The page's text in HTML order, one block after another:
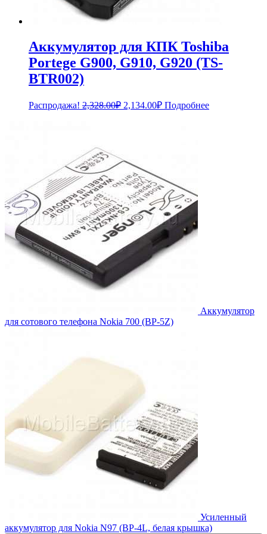
Аккумулятор для КПК Toshiba
Portege G900, G910, G920 (TS-
BTR002)
Распродажа! 2,328.00₽ Первоначальная
2,134.00₽Текущая
Подробнее
Аккумулятор
для сотового телефона Nokia 700 (BP-5Z)
Усиленный
аккумулятор для Nokia N97 (BP-4L, белая крышка)